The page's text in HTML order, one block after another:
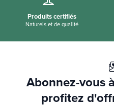
Produits certifiés
Naturels et de qualité
Abonnez-vous
profitez